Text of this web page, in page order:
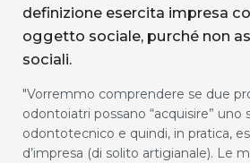
definizione esercita impresa
oggetto sociale, purché non
sociali.
"Vorremmo comprendere se due
odontoiatri possano “acquisire” uno
odontotecnico e quindi, in pratica,
d’impresa (di solito artigianale). Le